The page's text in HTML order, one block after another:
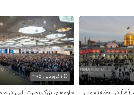
(ع) در لحظه تحویل
۱ فروردین ۱۴۰۵
جلوه‌های بزرگ نصرت الهی در